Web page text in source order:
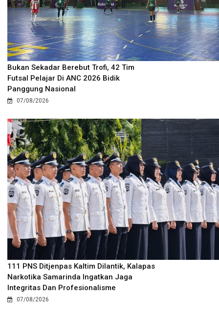
Bukan Sekadar Berebut Trofi, 42 Tim
Futsal Pelajar Di ANC 2026 Bidik
Panggung Nasional
07/08/2026
111 PNS Ditjenpas Kaltim Dilantik, Kalapas
Narkotika Samarinda Ingatkan Jaga
Integritas Dan Profesionalisme
07/08/2026